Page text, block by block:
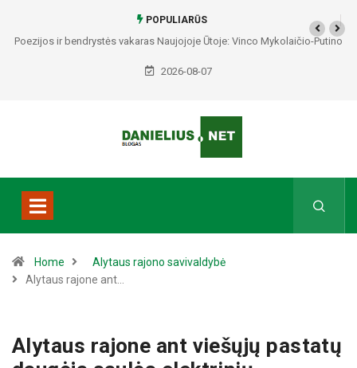
POPULIARŪS
Poezijos ir bendrystės vakaras Naujojoje Ūtoje: Vinco Mykolaičio-Putino
tėviškėje skambės eilės, dainos ir arbatos puodelių šiluma
2026-08-07
Home
Alytaus rajono savivaldybė
Alytaus rajone ant…
Alytaus rajone ant viešųjų pastatų